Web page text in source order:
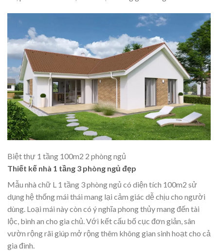
Biệt thự 1 tầng 100m2 2 phòng ngủ
Thiết kế nhà 1 tầng 3 phòng ngủ đẹp
Mẫu nhà chữ L 1 tầng 3 phòng ngủ có diện tích 100m2 sử
dụng hệ thống mái thái mang lại cảm giác dễ chịu cho người
dùng. Loại mái này còn có ý nghĩa phong thủy mang đến tài
lộc, bình an cho gia chủ. Với kết cấu bố cục đơn giản, sân
vườn rộng rãi giúp mở rộng thêm không gian sinh hoạt cho cả
gia đình.